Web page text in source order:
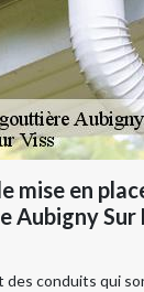
mise en
Aubigny Sur
des conduits qui